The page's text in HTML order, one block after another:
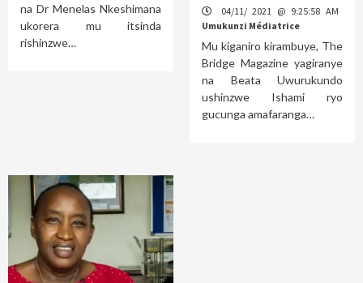
na Dr Menelas Nkeshimana
ukorera mu itsinda
rishinzwe…
04/11/ 2021 @ 9:25:58 AM
Umukunzi Médiatrice
Mu kiganiro kirambuye, The
Bridge Magazine yagiranye
na Beata Uwurukundo
ushinzwe Ishami ryo
gucunga amafaranga…